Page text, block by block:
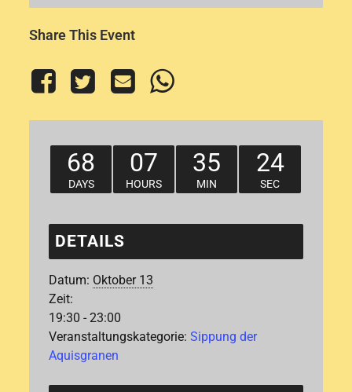
Share This Event
68
DAYS
07
HOURS
35
MIN
24
SEC
DETAILS
Datum: Oktober 13
Zeit:
19:30 - 23:00
Veranstaltungskategorie: Sippung der
Aquisgranen